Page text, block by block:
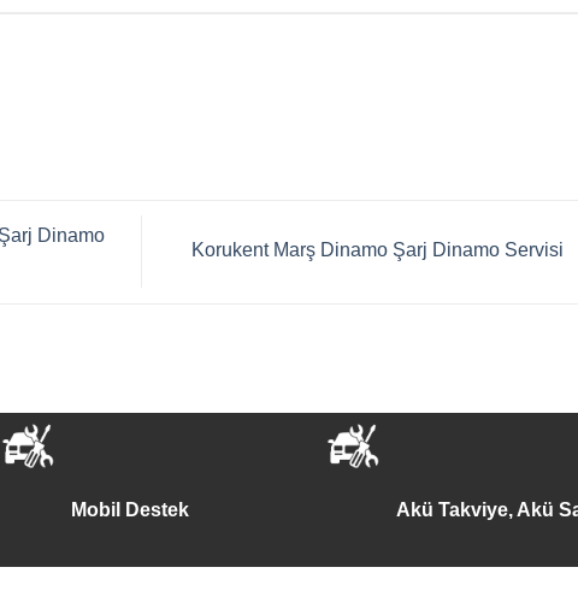
Dinamo
Korukent Marş Dinamo Şarj Dinamo Servisi
Mobil Destek Akü Takviye, Akü